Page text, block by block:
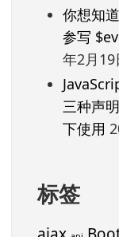
你想知
参写
年2月19
三种声
下使用
标签